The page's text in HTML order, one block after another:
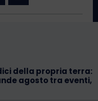
della propria terra:
agosto tra eventi,